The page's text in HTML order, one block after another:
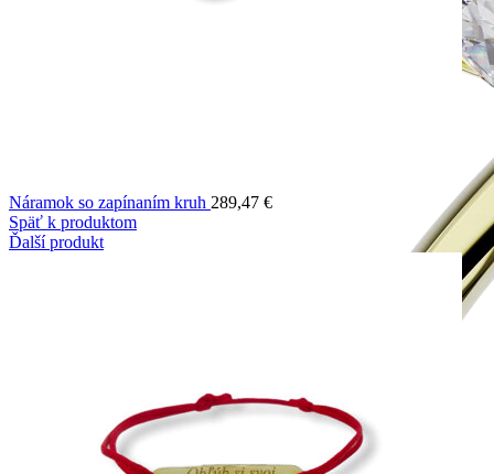
Náramok so zapínaním kruh 289,47 €
Späť k produktom
Ďalší produkt